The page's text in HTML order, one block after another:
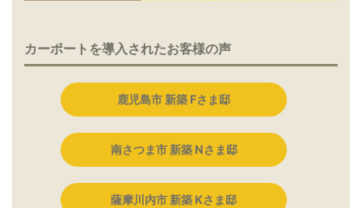
カーポートを導入されたお客様の声
鹿児島市 新築 Fさま邸
南さつま市 新築 Nさま邸
薩摩川内市 新築 Kさま邸